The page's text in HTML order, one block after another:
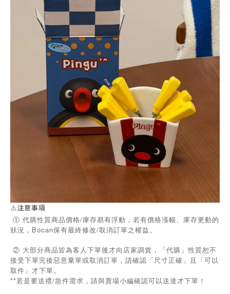
⚠️注意事項
① 代購性質商品價格/庫存易有浮動，若有價格漲幅、庫存更動的
狀況，Bocan保有最終修改/取消訂單之權益。
② 大部分商品皆為客人下單後才向店家調貨，「代購」性質恕不
接受下單完後惡意棄單或取消訂單，請確認「尺寸正確」且「可以
取件」才下單。
**若是要送禮/急件需求，請與賣場小編確認可以送達才下單！